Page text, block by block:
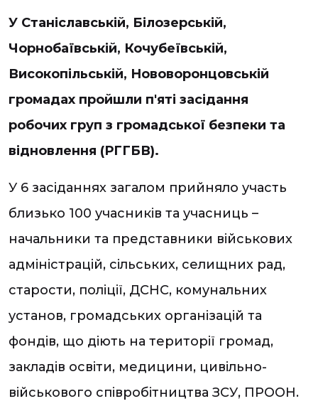
У Станіславській, Білозерській,
Чорнобаївській, Кочубеївській,
Високопільській, Нововоронцовській
громадах пройшли п'яті засідання
робочих груп з громадської безпеки та
відновлення (РГГБВ).
У 6 засіданнях загалом прийняло участь
близько 100 учасників та учасниць –
начальники та представники військових
адміністрацій, сільських, селищних рад,
старости, поліції, ДСНС, комунальних
установ, громадських організацій та
фондів, що діють на території громад,
закладів освіти, медицини, цивільно-
військового співробітництва ЗСУ, ПРООН.